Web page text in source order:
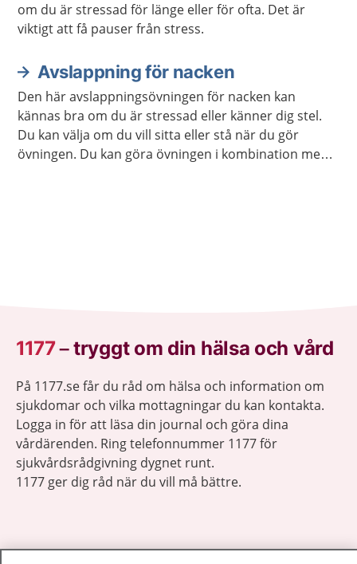
om du är stressad för länge eller för ofta. Det är
viktigt att få pauser från stress.
Avslappning för nacken
Den här avslappningsövningen för nacken kan
kännas bra om du är stressad eller känner dig stel.
Du kan välja om du vill sitta eller stå när du gör
övningen. Du kan göra övningen i kombination med
1177–tryggt om din hälsa och vård
På 1177.se får du råd om hälsa och information om
sjukdomar och vilka mottagningar du kan kontakta.
Logga in för att läsa din journal och göra dina
vårdärenden. Ring telefonnummer 1177 för
sjukvårdsrådgivning dygnet runt.
1177 ger dig råd när du vill må bättre.